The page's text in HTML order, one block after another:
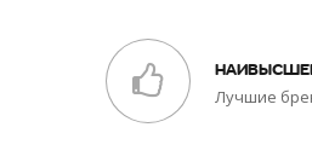
Лучшие